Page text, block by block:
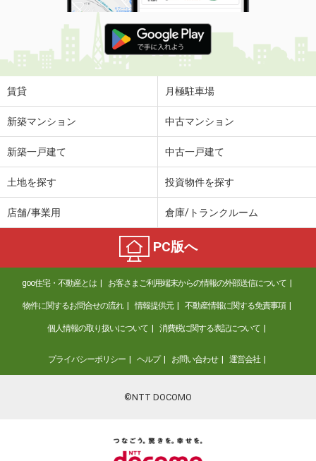
賃貸 月極駐車場
新築マンション 中古マンション
新築一戸建て 中古一戸建て
土地を探す 投資物件を探す
店舗/事業用 倉庫/トランクルーム
PC版へ
goo住宅・不動産とは お客さまご利用端末からの情報の外部送信について
物件に関するお問合せの流れ 情報提供元 不動産情報に関する免責事項
個人情報の取り扱いについて 消費税に関する表記について
プライバシーポリシー ヘルプ お問い合わせ 運営会社
©NTT DOCOMO